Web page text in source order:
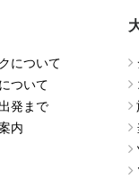
について
ついて
発まで
内